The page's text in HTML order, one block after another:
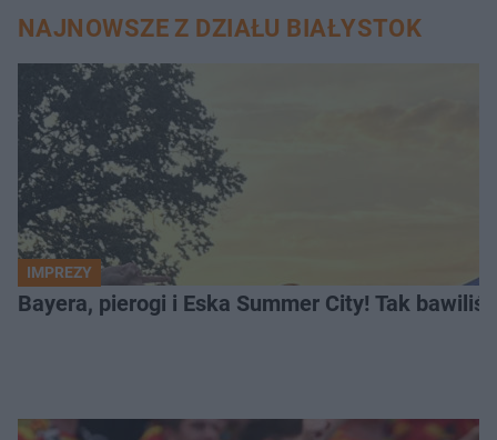
NAJNOWSZE Z DZIAŁU BIAŁYSTOK
IMPREZY
Bayera, pierogi i Eska Summer City! Tak